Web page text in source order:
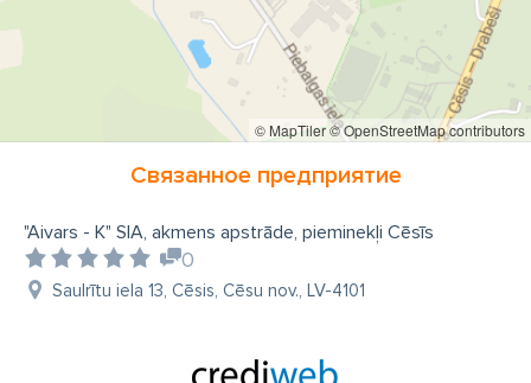
© MapTiler© OpenStreetMap contributors
Связанное предприятие
"Aivars - K" SIA, akmens apstrāde, pieminekļi Cēsīs
0
Saulrītu iela 13, Cēsis, Cēsu nov., LV-4101